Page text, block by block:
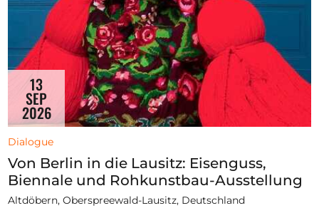
13
SEP
2026
Dialogue
Von Berlin in die Lausitz: Eisenguss,
Biennale und Rohkunstbau-Ausstellung
Altdöbern, Oberspreewald-Lausitz, Deutschland